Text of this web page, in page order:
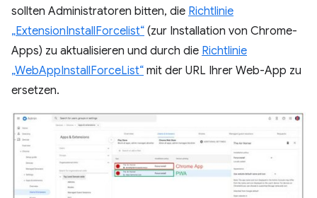
sollten Administratoren bitten, die Richtlinie
„ExtensionInstallForcelist“ (zur Installation von Chrome-
Apps) zu aktualisieren und durch die Richtlinie
„WebAppInstallForceList“ mit der URL Ihrer Web-App zu
ersetzen.